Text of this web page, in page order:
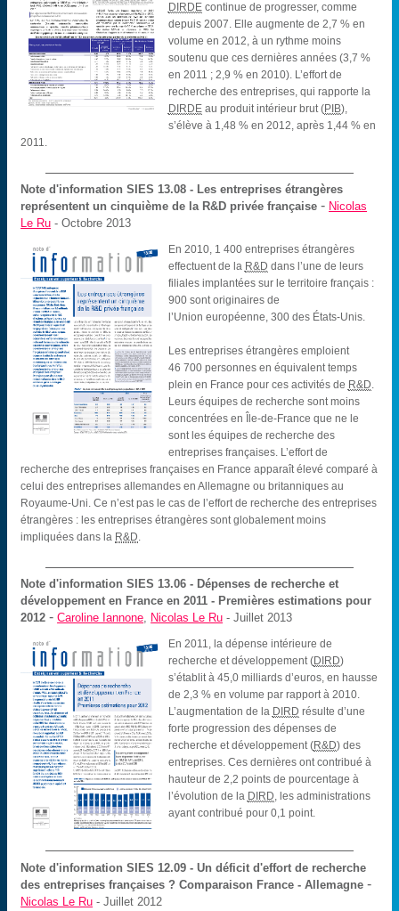
DIRDEcontinue de progresser, comme
depuis 2007. Elle augmente de 2,7 % en
volume en 2012, à un rythme moins
soutenu que ces dernières années (3,7 %
en 2011 ; 2,9 % en 2010). L’effort de
recherche des entreprises, qui rapporte la
DIRDEau produit intérieur brut (PIB),
s’élève à 1,48 % en 2012, après 1,44 % en
2011.
Note d'information SIES 13.08 - Les entreprises étrangères
représentent un cinquième de la R&D privée française - Nicolas
Le Ru - Octobre 2013
En 2010, 1 400 entreprises étrangères
effectuent de la R&D dans l’une de leurs
filiales implantées sur le territoire français :
900 sont originaires de
l’Union européenne, 300 des États-Unis.
Les entreprises étrangères emploient
46 700 personnes en équivalent temps
plein en France pour ces activités de R&D
Leurs équipes de recherche sont moins
concentrées en Île-de-France que ne le
sont les équipes de recherche des
entreprises françaises. L’effort de
recherche des entreprises françaises en France apparaît élevé comparé à
celui des entreprises allemandes en Allemagne ou britanniques au
Royaume-Uni. Ce n’est pas le cas de l’effort de recherche des entreprises
étrangères : les entreprises étrangères sont globalement moins
impliquées dans la R&D
Note d'information SIES 13.06 - Dépenses de recherche et
développement en France en 2011 - Premières estimations pour
2012 -Caroline Iannone, Nicolas Le Ru - Juillet 2013
En 2011, la dépense intérieure de
recherche et développement (DIRD)
s’établit à 45,0 milliards d’euros, en hausse
de 2,3 % en volume par rapport à 2010.
L’augmentation de la DIRD résulte d’une
forte progression des dépenses de
recherche et développement (R&D) des
entreprises. Ces dernières ont contribué à
hauteur de 2,2 points de pourcentage à
l’évolution de la DIRD , les administrations
ayant contribué pour 0,1 point.
Note d'information SIES 12.09 - Un déficit d'effort de recherche
des entreprises françaises ? Comparaison France - Allemagne -
Nicolas Le Ru - Juillet 2012